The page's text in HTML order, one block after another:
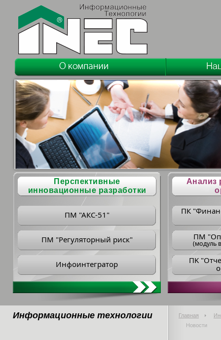
Перспективные
инновационные разработки
ПМ "АКС-51"
ПМ "Регуляторный риск"
Инфоинтегратор
Анализ
ПК
ПM
(модуль
ПK
Информационные технологии Главная
Новости